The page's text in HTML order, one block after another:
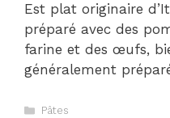
Est plat originaire
préparé avec des
farine et des œufs,
généralement
Catégories
Pâtes